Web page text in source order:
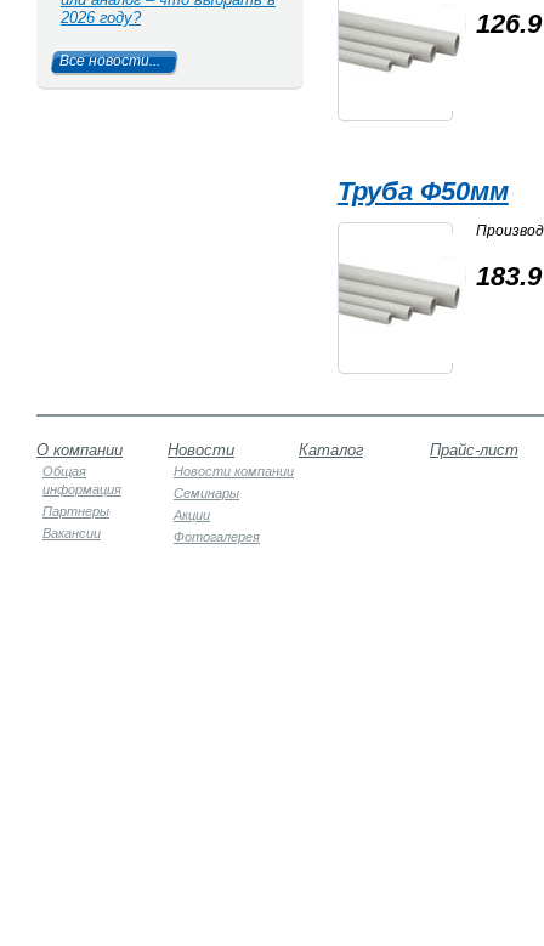
2026 году?
Все новости...
Труба Ф50мм
О компании
Общая
информация
Партнеры
Вакансии
Новости
Новости компании
Семинары
Акции
Фотогалерея
Каталог Прайс-лист